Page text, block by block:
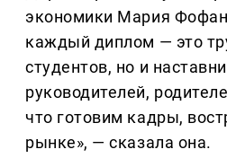
экономики Мария
каждый диплом — это
студентов, но и
руководителей,
что готовим кадры,
рынке», — сказала она.